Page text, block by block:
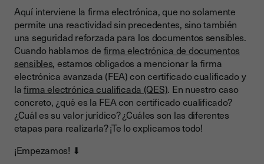
La fuerza probatoria de la FEA con certificado cualificado
¿Cuáles son las etapas de firma electrónica avanzada con
certificado cualificado?
Aquí interviene la firma electrónica, que no solamente
permite una reactividad sin precedentes, sino también
una seguridad reforzada para los documentos sensibles.
Cuando hablamos de firma electrónica de documentos
sensibles, estamos obligados a mencionar la firma
electrónica avanzada (FEA) con certificado cualificado y
lafirma electrónica cualificada (QES). En nuestro caso
concreto, ¿qué es la FEA con certificado cualificado?
¿Cuál es su valor jurídico? ¿Cuáles son las diferentes
etapas para realizarla? ¡Te lo explicamos todo!
¡Empezamos! ⬇